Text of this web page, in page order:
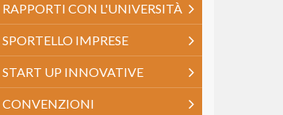
RAPPORTI CON L'UNIVERSITÀ
SPORTELLO IMPRESE
START UP INNOVATIVE
CONVENZIONI